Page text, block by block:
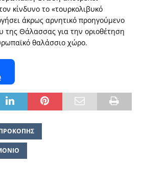
κίνδυνο το «τουρκολιβυκό
άκρως αρνητικό προηγούμενο
της Θάλασσας για την οριοθέτηση
θαλάσσιο χώρο.